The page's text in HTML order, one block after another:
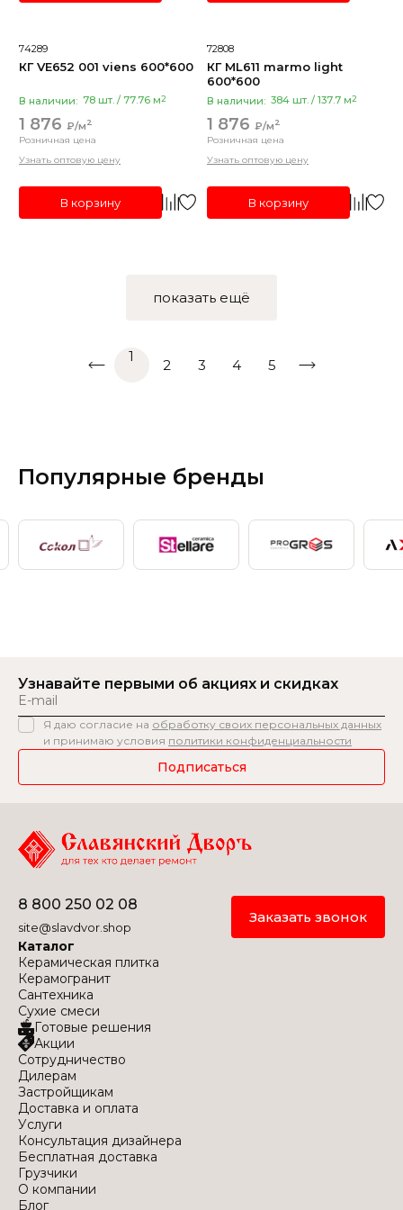
рельефная
камень
Материал корпуса
74289
КГ VE652 001 viens 600*600
В наличии: 78 шт. / 77.76 м2
1 876 ₽/м2
Розничная цена
Узнать оптовую цену
В корзину
72808
КГ ML611 marmo light
600*600
В наличии: 384 шт. / 137.7 м2
1 876 ₽/м2
Розничная цена
Узнать оптовую цену
В корзину
показать ещё
1
2 3 4 5
Популярные бренды
Узнавайте первыми об акциях и скидках
Я даю согласие на обработку своих персональных данных
и принимаю условия политики конфиденциальности
Подписаться
8 800 250 02 08
site@slavdvor.shop
Заказать звонок
Каталог
Керамическая плитка
Керамогранит
Сантехника
Сухие смеси
Готовые решения
Акции
Сотрудничество
Дилерам
Застройщикам
Доставка и оплата
Услуги
Консультация дизайнера
Бесплатная доставка
Грузчики
О компании
Блог